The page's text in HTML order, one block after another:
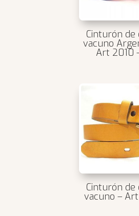
Cinturón de
vacuno
Art 2010
Cinturón de
vacuno –